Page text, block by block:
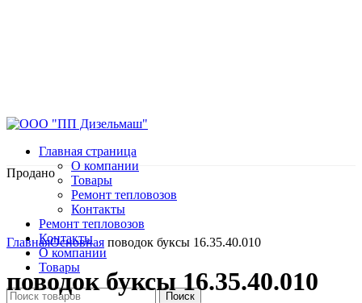
Главная страница
О компании
Товары
Ремонт тепловозов
Контакты
Ремонт тепловозов
Контакты
О компании
Товары
Поиск
Продано
Нажмите, чтобы увеличить
ГлавнаяОсновная поводок буксы 16.35.40.010
поводок буксы 16.35.40.010